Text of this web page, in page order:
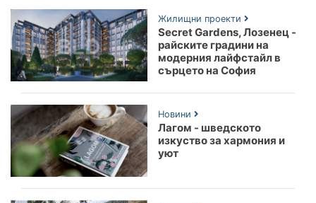
Жилищни проекти
Secret Gardens, Лозенец -
райските градини на
модерния лайфстайл в
сърцето на София
Новини
Лагом - шведското
изкуство за хармония и
уют